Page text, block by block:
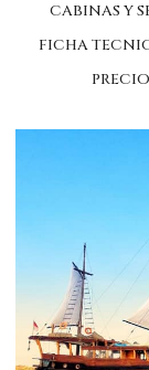
CABINAS Y
FICHA